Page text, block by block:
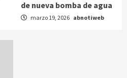
de nueva bomba de agua
marzo 19, 2026 abnotiweb